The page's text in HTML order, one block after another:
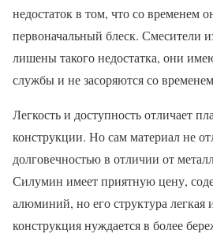
недостаток в том, что со временем
первоначальный блеск. Смесители
лишены такого недостатка, они
службы и не засоряются со
Легкость и доступность отличает
конструкции. Но сам материал не
долговечностью в отличии от
Силумин имеет приятную цену,
алюминий, но его структура легкая
конструкция нуждается в более